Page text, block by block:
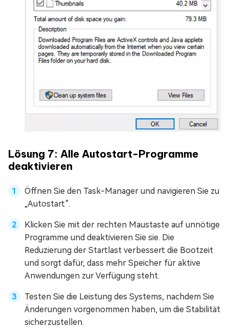
Lösung 7: Alle Autostart-Programme
deaktivieren
Öffnen Sie den Task-Manager und navigieren Sie zu
„Autostart“.
Klicken Sie mit der rechten Maustaste auf unnötige
Programme und deaktivieren Sie sie. Die
Reduzierung der Startlast verbessert die Bootzeit
und sorgt dafür, dass mehr Speicher für aktive
Anwendungen zur Verfügung steht.
Testen Sie die Leistung des Systems, nachdem Sie
Änderungen vorgenommen haben, um die Stabilität
sicherzustellen.